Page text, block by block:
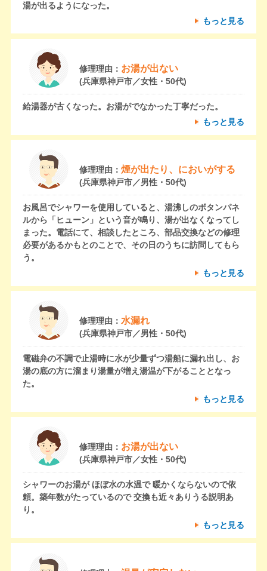
湯が出るようになった。
もっと見る
修理理由： お湯が出ない
(兵庫県神戸市／女性・50代)
給湯器が古くなった。お湯がでなかった丁寧だった。
もっと見る
修理理由： 煙が出たり、においがする
(兵庫県神戸市／男性・50代)
お風呂でシャワーを使用していると、湯沸しのボタンパネ
ルから「ヒューン」という音が鳴り、湯が出なくなってし
まった。電話にて、相談したところ、部品交換などの修理
必要があるかもとのことで、その日のうちに訪問してもら
う。
もっと見る
修理理由： 水漏れ
(兵庫県神戸市／男性・50代)
電磁弁の不調で止湯時に水が少量ずつ湯船に漏れ出し、お
湯の底の方に溜まり湯量が増え湯温が下がることとなっ
た。
もっと見る
修理理由： お湯が出ない
(兵庫県神戸市／女性・50代)
シャワーのお湯が ほぼ水の水温で 暖かくならないので依
頼。築年数がたっているので 交換も近々ありうる説明あ
り。
もっと見る